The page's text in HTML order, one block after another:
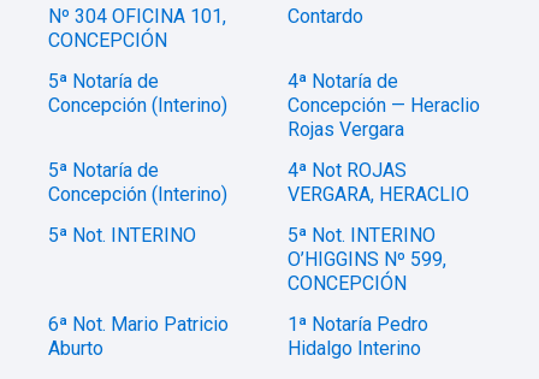
Nº 304 OFICINA 101,
CONCEPCIÓN
Contardo
5ª Notaría de
Concepción (Interino)
4ª Notaría de
Concepción — Heraclio
Rojas Vergara
5ª Notaría de
Concepción (Interino)
4ª Not ROJAS
VERGARA, HERACLIO
5ª Not. INTERINO
5ª Not. INTERINO
O’HIGGINS Nº 599,
CONCEPCIÓN
6ª Not. Mario Patricio
Aburto
1ª Notaría Pedro
Hidalgo Interino